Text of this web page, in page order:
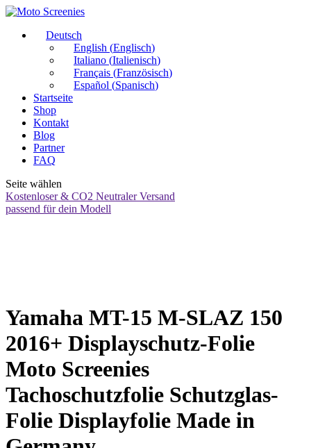
Deutsch
English (Englisch)
Italiano (Italienisch)
Français (Französisch)
Español (Spanisch)
Startseite
Shop
Kontakt
Blog
Partner
FAQ
Seite wählen
Kostenloser & CO2 Neutraler Versand
passend für dein Modell
Yamaha MT-15 M-SLAZ 150
2016+ Displayschutz-Folie
Moto Screenies
Tachoschutzfolie Schutzglas-
Folie Displayfolie Made in